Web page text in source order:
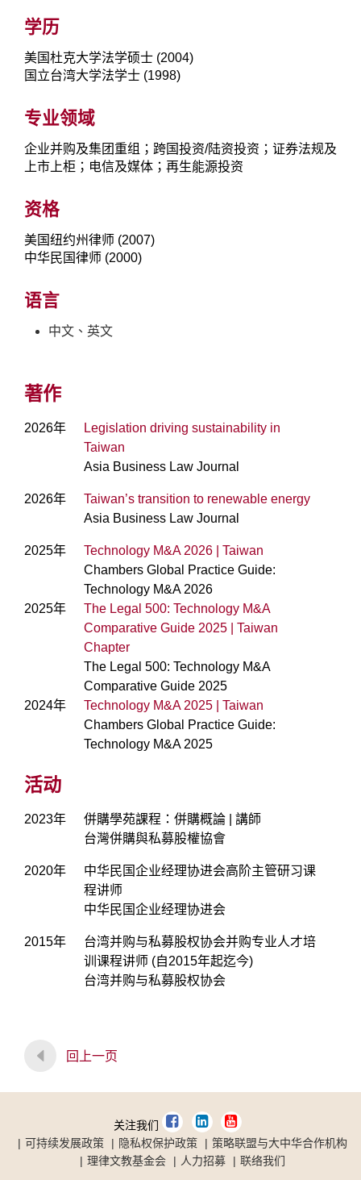
学历
美国杜克大学法学硕士 (2004)
国立台湾大学法学士 (1998)
专业领域
企业并购及集团重组；跨国投资/陆资投资；证券法规及
上市上柜；电信及媒体；再生能源投资
资格
美国纽约州律师 (2007)
中华民国律师 (2000)
语言
中文、英文
著作
2026年
Legislation driving sustainability in
Taiwan
Asia Business Law Journal
2026年
Taiwan’s transition to renewable energy
Asia Business Law Journal
2025年
Technology M&A 2026 | Taiwan
Chambers Global Practice Guide:
Technology M&A 2026
2025年
The Legal 500: Technology M&A
Comparative Guide 2025 | Taiwan
Chapter
The Legal 500: Technology M&A
Comparative Guide 2025
2024年
Technology M&A 2025 | Taiwan
Chambers Global Practice Guide:
Technology M&A 2025
活动
2023年
併購學苑課程：併購概論 | 講師
台灣併購與私募股權協會
2020年
中华民国企业经理协进会高阶主管研习课
程讲师
中华民国企业经理协进会
2015年
台湾并购与私募股权协会并购专业人才培
训课程讲师 (自2015年起迄今)
台湾并购与私募股权协会
回上一页
关注我们
可持续发展政策
隐私权保护政策
策略联盟与大中华合作机构
理律文教基金会
人力招募 联络我们